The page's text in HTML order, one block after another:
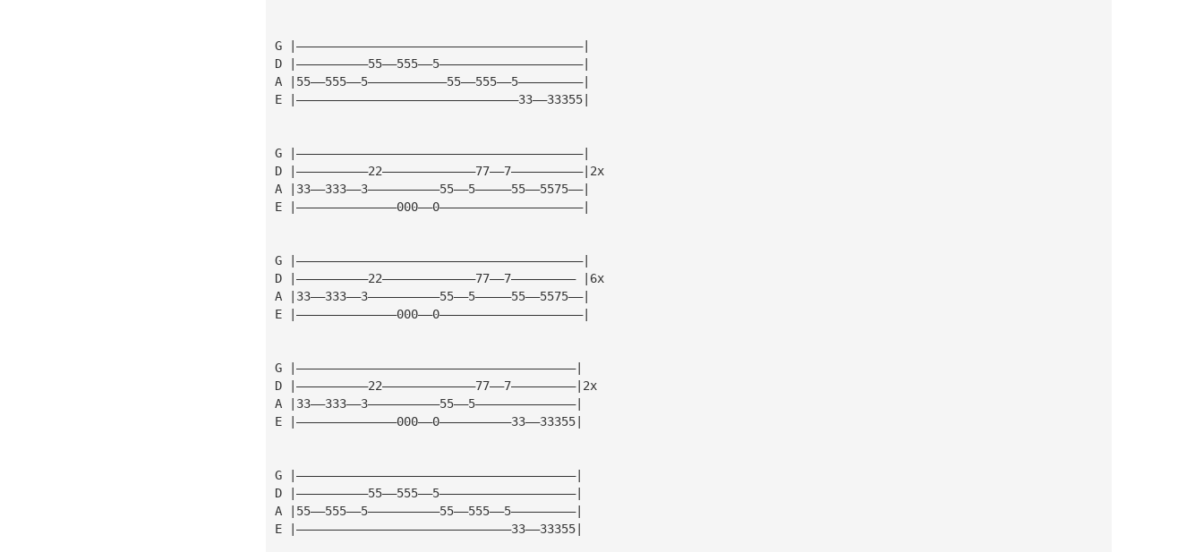
G |————————————————————————————————————————|
D |——————————55——555——5————————————————————|
A |55——555——5———————————55——555——5—————————|
E |———————————————————————————————33——33355|
G |————————————————————————————————————————|
D |——————————22—————————————77——7——————————|2x
A |33——333——3——————————55——5—————55——5575——|
E |——————————————000——0————————————————————|
G |————————————————————————————————————————|
D |——————————22—————————————77——7————————— |6x
A |33——333——3——————————55——5—————55——5575——|
E |——————————————000——0————————————————————|
G |———————————————————————————————————————|
D |——————————22—————————————77——7—————————|2x
A |33——333——3——————————55——5——————————————|
E |——————————————000——0——————————33——33355|
G |———————————————————————————————————————|
D |——————————55——555——5———————————————————|
A |55——555——5——————————55——555——5—————————|
E |——————————————————————————————33——33355|